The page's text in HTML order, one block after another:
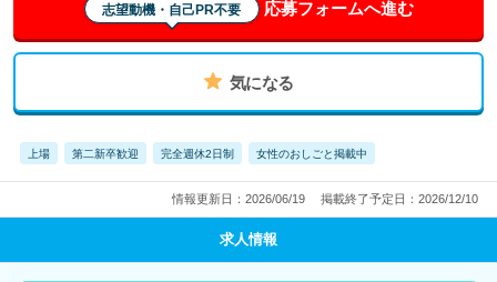
志望動機・自己PR不要 応募フォームへ進む
気になる
上場 第二新卒歓迎 完全週休2日制 女性のおしごと掲載中
情報更新日：2026/06/19 掲載終了予定日：2026/12/10
求人情報